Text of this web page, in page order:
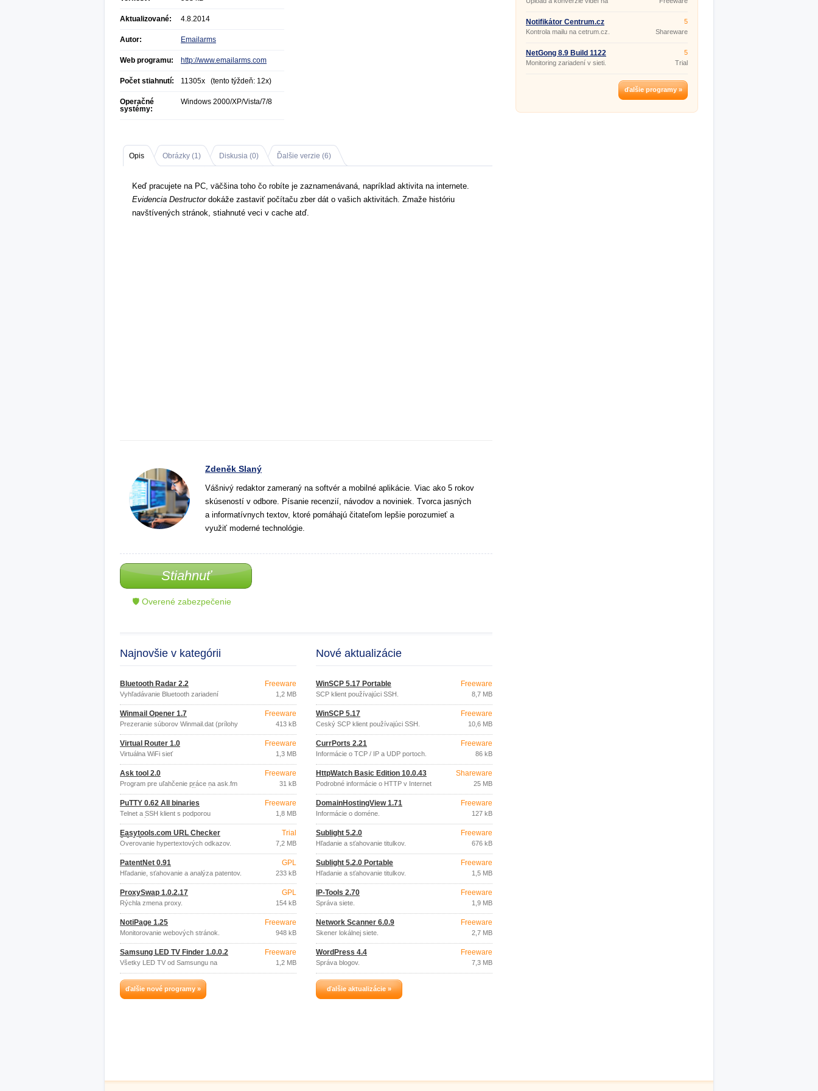
Aktualizované: 4.8.2014
Autor: Emailarms
Web programu: http://www.emailarms.com
Počet stiahnutí: 11305x (tento týždeň: 12x)
Operačné
systémy:
Windows 2000/XP/Vista/7/8
Opis Obrázky (1) Diskusia (0) Ďalšie verzie (6)
Keď pracujete na PC, väčšina toho čo robíte je zaznamenávaná, napríklad aktivita na internete.
Evidencia Destructordokáže zastaviť počítaču zber dát o vašich aktivitách. Zmaže históriu
navštívených stránok, stiahnuté veci v cache atď.
Zdeněk Slaný
Vášnivý redaktor zameraný na softvér a mobilné aplikácie. Viac ako 5 rokov
skúseností v odbore. Písanie recenzií, návodov a noviniek. Tvorca jasných
a informatívnych textov, ktoré pomáhajú čitateľom lepšie porozumieť a
využiť moderné technológie.
Stiahnuť
🛡 Overené zabezpečenie
Najnovšie v kategórii
Bluetooth Radar 2.2
Vyhľadávanie Bluetooth zariadení
Freeware
1,2 MB
Winmail Opener 1.7
Prezeranie súborov Winmail.dat (prílohy
Freeware
413 kB
Virtual Router 1.0
Virtuálna WiFi sieť
Freeware
1,3 MB
Ask tool 2.0
Program pre uľahčenie práce na ask.fm
(Program automaticky píše otázky zo
súboru, lajkuje odpovede
Freeware
31 kB
PuTTY 0.62 All binaries
Telnet a SSH klient s podporou
Linuxových znakov a farieb.
Freeware
1,8 MB
Easytools.com URL Checker
3.0.0.0
Overovanie hypertextových odkazov.
Trial
7,2 MB
PatentNet 0.91
Hľadanie, sťahovanie a analýza patentov.
GPL
233 kB
ProxySwap 1.0.2.17
Rýchla zmena proxy.
GPL
154 kB
NotiPage 1.25
Monitorovanie webových stránok.
Freeware
948 kB
Samsung LED TV Finder 1.0.0.2
Všetky LED TV od Samsungu na
Freeware
1,2 MB
ďalšie nové programy »
Nové aktualizácie
WinSCP 5.17 Portable
SCP klient používajúci SSH.
Freeware
8,7 MB
WinSCP 5.17
Český SCP klient používajúci SSH.
Freeware
10,6 MB
CurrPorts 2.21
Informácie o TCP / IP a UDP portoch.
Freeware
86 kB
HttpWatch Basic Edition 10.0.43
Podrobné informácie o HTTP v Internet
Shareware
25 MB
DomainHostingView 1.71
Informácie o doméne.
Freeware
127 kB
Sublight 5.2.0
Hľadanie a sťahovanie titulkov.
Freeware
676 kB
Sublight 5.2.0 Portable
Hľadanie a sťahovanie titulkov.
Freeware
1,5 MB
IP-Tools 2.70
Správa siete.
Freeware
1,9 MB
Network Scanner 6.0.9
Skener lokálnej siete.
Freeware
2,7 MB
WordPress 4.4
Správa blogov.
Freeware
7,3 MB
ďalšie aktualizácie »
Notifikátor Centrum.cz
Kontrola mailu na cetrum.cz.
5
Shareware
NetGong 8.9 Build 1122
Monitoring zariadení v sieti.
5
Trial
ďalšie programy »